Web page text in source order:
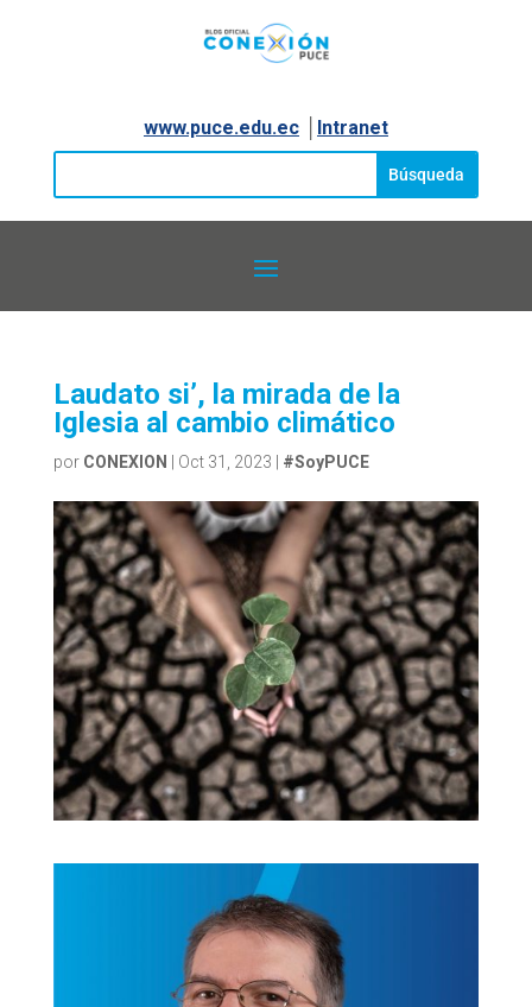
www.puce.edu.ec│ Intranet
Laudato si’, la mirada de la
Iglesia al cambio climático
por CONEXION Oct 31, 2023 #SoyPUCE